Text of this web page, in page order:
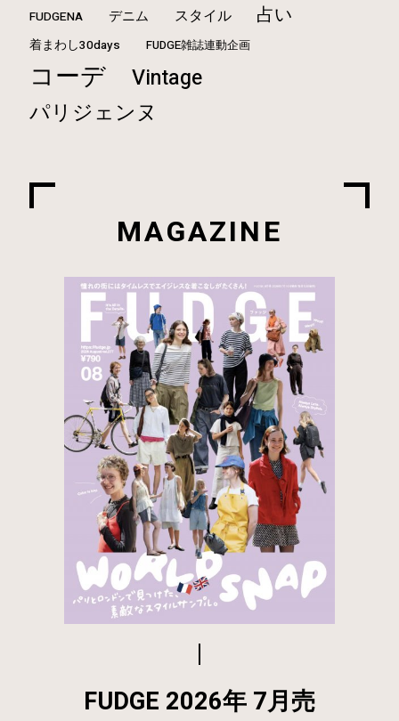
FUDGENA デニム スタイル 占い
着まわし30days FUDGE雑誌連動企画
コーデ Vintage
パリジェンヌ
MAGAZINE
FUDGE 2026年 7月売